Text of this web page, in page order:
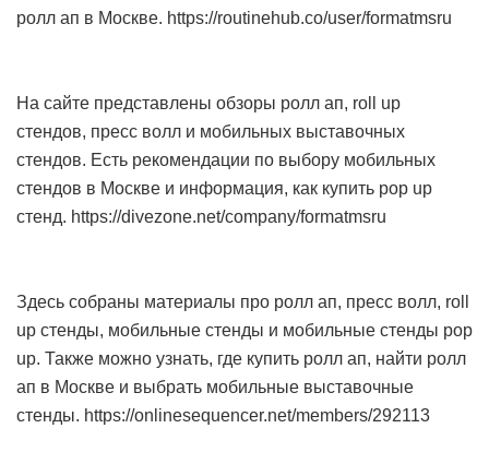
ролл ап в Москве. https://routinehub.co/user/formatmsru
На сайте представлены обзоры ролл ап, roll up
стендов, пресс волл и мобильных выставочных
стендов. Есть рекомендации по выбору мобильных
стендов в Москве и информация, как купить pop up
стенд. https://divezone.net/company/formatmsru
Здесь собраны материалы про ролл ап, пресс волл, roll
up стенды, мобильные стенды и мобильные стенды pop
up. Также можно узнать, где купить ролл ап, найти ролл
ап в Москве и выбрать мобильные выставочные
стенды. https://onlinesequencer.net/members/292113